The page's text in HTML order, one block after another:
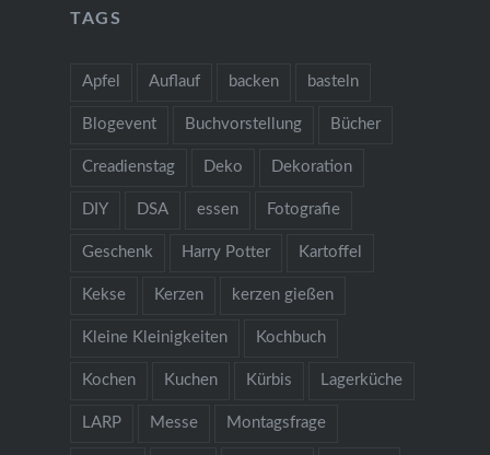
TAGS
Apfel Auflauf backen basteln
Blogevent Buchvorstellung Bücher
Creadienstag Deko Dekoration
DIY DSA essen Fotografie
Geschenk Harry Potter Kartoffel
Kekse Kerzen kerzen gießen
Kleine Kleinigkeiten Kochbuch
Kochen Kuchen Kürbis Lagerküche
LARP Messe Montagsfrage